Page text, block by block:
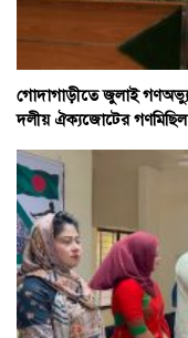
গোদাগাড়ীতে জুলাই
দলীয় ঐক্যজোটের